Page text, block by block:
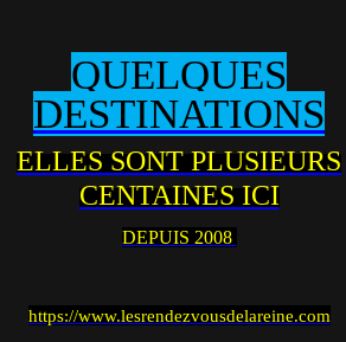
QUELQUES
DESTINATIONS
ELLES SONT PLUSIEURS
CENTAINES ICI
DEPUIS 2008
https://www.lesrendezvousdelareine.com